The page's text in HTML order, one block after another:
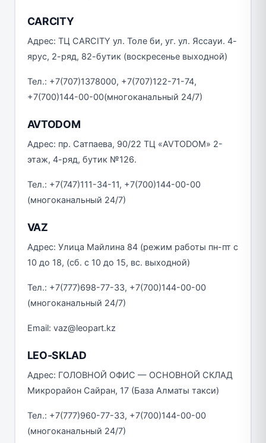
CARCITY
Адрес: ТЦ CARCITY ул. Толе би, уг. ул. Яссауи. 4-
ярус, 2-ряд, 82-бутик (воскресенье выходной)
Тел.: +7(707)1378000, +7(707)122-71-74,
+7(700)144-00-00(многоканальный 24/7)
AVTODOM
Адрес: пр. Сатпаева, 90/22 ТЦ «AVTODOM» 2-
этаж, 4-ряд, бутик №126.
Тел.: +7(747)111-34-11, +7(700)144-00-00
(многоканальный 24/7)
VAZ
Адрес: Улица Майлина 84 (режим работы пн-пт с
10 до 18, (сб. с 10 до 15, вс. выходной)
Тел.: +7(777)698-77-33, +7(700)144-00-00
(многоканальный 24/7)
Email: vaz@leopart.kz
LEO-SKLAD
Адрес: ГОЛОВНОЙ ОФИС — ОСНОВНОЙ СКЛАД
Микрорайон Сайран, 17 (База Алматы такси)
Тел.: +7(777)960-77-33, +7(700)144-00-00
(многоканальный 24/7)